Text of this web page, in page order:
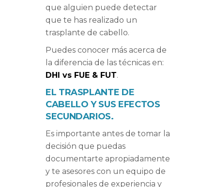
que alguien puede detectar
que te has realizado un
trasplante de cabello.
Puedes conocer más acerca de
la diferencia de las técnicas en:
DHI vs FUE & FUT.
EL TRASPLANTE DE
CABELLO Y SUS EFECTOS
SECUNDARIOS.
Es importante antes de tomar la
decisión que puedas
documentarte apropiadamente
y te asesores con un equipo de
profesionales de experiencia y